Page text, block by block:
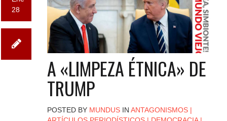
28
A «LIMPEZA ÉTNICA» DE
TRUMP
POSTED BY MUNDUSIN ANTAGONISMOS|